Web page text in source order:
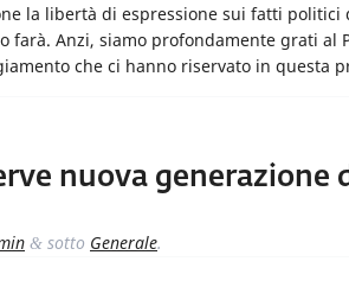
la libertà di espressione sui fatti politici
farà. Anzi, siamo profondamente grati al
che ci hanno riservato in questa
nuova generazione
& sotto Generale.